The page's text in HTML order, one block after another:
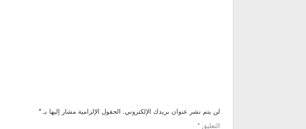
لن يتم نشر عنوان بريدك الإلكتروني. الحقول الإلزامية مشار إليها بـ*
التعليق*